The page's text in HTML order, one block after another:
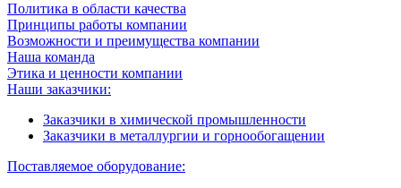
Политика в области качества
Принципы работы компании
Возможности и преимущества компании
Наша команда
Этика и ценности компании
Наши заказчики:
Заказчики в химической промышленности
Заказчики в металлургии и горнообогащении
Поставляемое оборудование: